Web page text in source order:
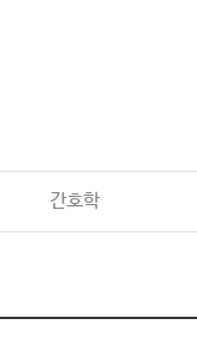
간호학